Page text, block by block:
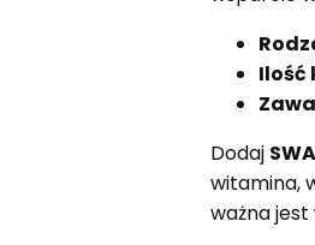
Ilość
Dodaj
witamina,
ważna jest